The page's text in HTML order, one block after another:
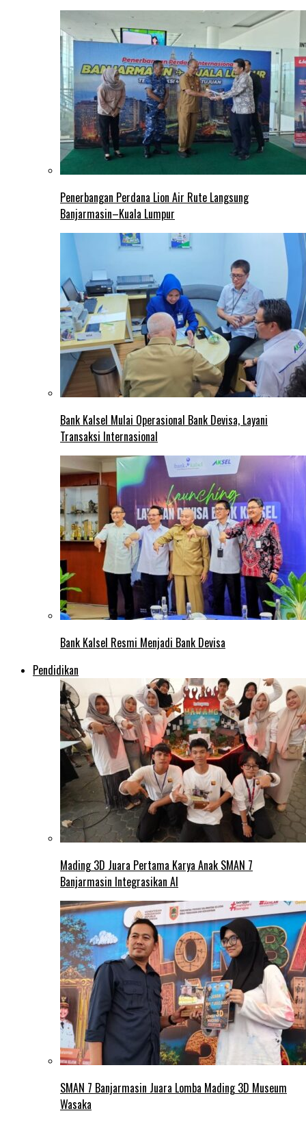
Penerbangan Perdana Lion Air Rute Langsung
Banjarmasin–Kuala Lumpur
Bank Kalsel Mulai Operasional Bank Devisa, Layani
Transaksi Internasional
Bank Kalsel Resmi Menjadi Bank Devisa
Pendidikan
Mading 3D Juara Pertama Karya Anak SMAN 7
Banjarmasin Integrasikan AI
SMAN 7 Banjarmasin Juara Lomba Mading 3D Museum
Wasaka